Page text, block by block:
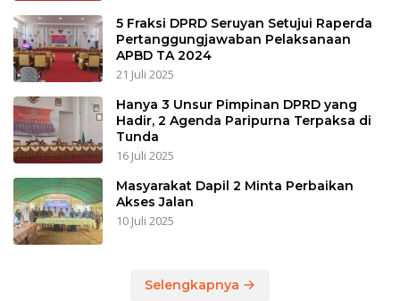
5 Fraksi DPRD Seruyan Setujui Raperda
Pertanggungjawaban Pelaksanaan
APBD TA 2024
21 Juli 2025
Hanya 3 Unsur Pimpinan DPRD yang
Hadir, 2 Agenda Paripurna Terpaksa di
Tunda
16 Juli 2025
Masyarakat Dapil 2 Minta Perbaikan
Akses Jalan
10 Juli 2025
Selengkapnya